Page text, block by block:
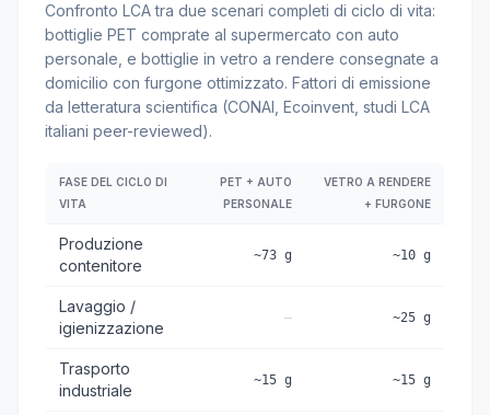
Confronto LCA tra due scenari completi di ciclo di vita:
bottiglie PET comprate al supermercato con auto
personale, e bottiglie in vetro a rendere consegnate a
domicilio con furgone ottimizzato. Fattori di emissione
da letteratura scientifica (CONAI, Ecoinvent, studi LCA
italiani peer-reviewed).
FASE DEL CICLO DI
VITA
PET + AUTO
PERSONALE
VETRO A RENDERE
+ FURGONE
Produzione
contenitore
~73 g ~10 g
Lavaggio /
igienizzazione
— ~25 g
Trasporto
industriale
~15 g ~15 g